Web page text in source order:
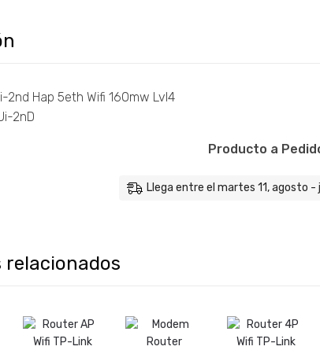
2nd Hap 5eth Wifi 160mw Lvl4
2nD
Producto a
Llega entre el martes 11, agosto -
relacionados